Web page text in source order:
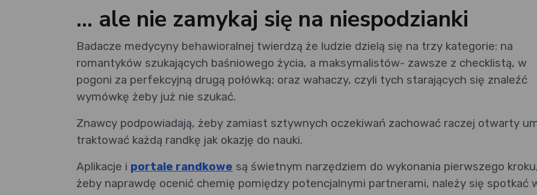
… ale nie zamykaj się na niespodzianki
Badacze medycyny behawioralnej twierdzą że ludzie dzielą się na trzy kategorie: na
romantyków szukających baśniowego życia, a maksymalistów- zawsze z checklistą, w
pogoni za perfekcyjną drugą połówką; oraz wahaczy, czyli tych starających się znaleźć
wymówkę żeby już nie szukać.
Znawcy podpowiadają, żeby zamiast sztywnych oczekiwań zachować raczej otwarty
traktować każdą randkę jak okazję do nauki.
Aplikacje i portale randkowe są świetnym narzędziem do wykonania pierwszego
żeby naprawdę ocenić chemię pomiędzy potencjalnymi partnerami, należy się spotkać